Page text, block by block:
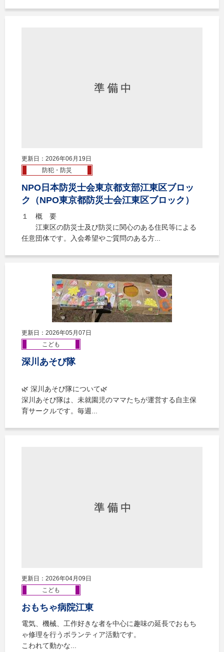
更新日：2026年06月19日
防犯・防災
NPO日本防災士会東京都支部江東区ブロッ
ク（NPO東京都防災士会江東区ブロック）
１ 概 要
江東区の防災士及び防災に関心のある住民等による
任意団体です。入会希望やご質問のある方...
更新日：2026年05月07日
こども
深川あそび隊
🌿 深川あそび隊について🌿
深川あそび隊は、未就園児のママたちが運営する自主保
育サークルです。毎週...
更新日：2026年04月09日
こども
おもちゃ病院江東
電気、機械、工作好きな者を中心に趣味の延長でおもち
ゃ修理を行うボランティア活動です。
こわれて動かな...